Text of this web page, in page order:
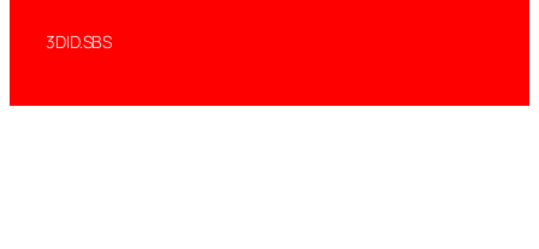
3DID.SBS